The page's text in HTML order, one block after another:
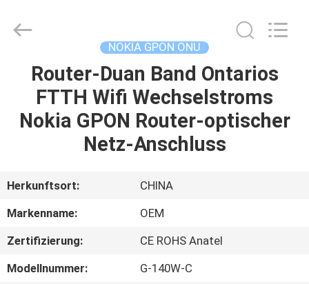
HAUS
PRODUKTE
UNS
AUSFLUG
LIMITED.
NOKIA GPON ONU
Router-Duan Band Ontarios
FTTH Wifi Wechselstroms
Nokia GPON Router-optischer
Netz-Anschluss
Herkunftsort:
CHINA
Markenname:
OEM
Zertifizierung:
CE ROHS Anatel
Modellnummer:
G-140W-C